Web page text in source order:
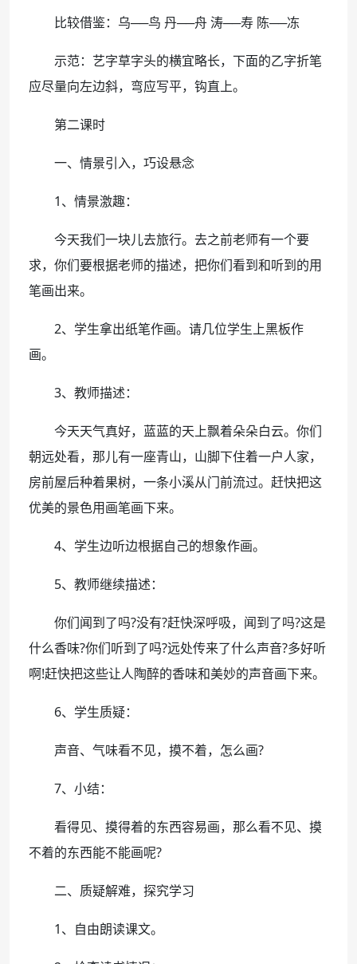
比较借鉴：乌──鸟 丹──舟 涛──寿 陈──冻
示范：艺字草字头的横宜略长，下面的乙字折笔
应尽量向左边斜，弯应写平，钩直上。
第二课时
一、情景引入，巧设悬念
1、情景激趣：
今天我们一块儿去旅行。去之前老师有一个要
求，你们要根据老师的描述，把你们看到和听到的用
笔画出来。
2、学生拿出纸笔作画。请几位学生上黑板作
画。
3、教师描述：
今天天气真好，蓝蓝的天上飘着朵朵白云。你们
朝远处看，那儿有一座青山，山脚下住着一户人家，
房前屋后种着果树，一条小溪从门前流过。赶快把这
优美的景色用画笔画下来。
4、学生边听边根据自己的想象作画。
5、教师继续描述：
你们闻到了吗?没有?赶快深呼吸，闻到了吗?这是
什么香味?你们听到了吗?远处传来了什么声音?多好听
啊!赶快把这些让人陶醉的香味和美妙的声音画下来。
6、学生质疑：
声音、气味看不见，摸不着，怎么画?
7、小结：
看得见、摸得着的东西容易画，那么看不见、摸
不着的东西能不能画呢?
二、质疑解难，探究学习
1、自由朗读课文。